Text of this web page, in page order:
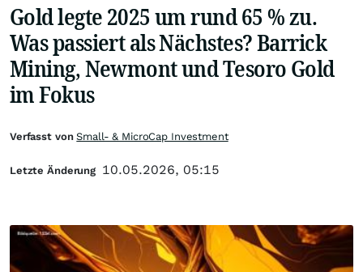
Gold legte 2025 um rund 65 % zu.
Was passiert als Nächstes? Barrick
Mining, Newmont und Tesoro Gold
im Fokus
Verfasst vonSmall- & MicroCap Investment
Letzte Änderung 10.05.2026, 05:15